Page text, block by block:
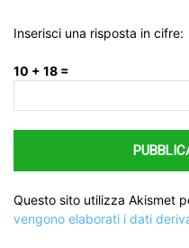
Inserisci una risposta in cifre:
10 + 18 =
Questo sito utilizza Akismet
vengono elaborati i dati